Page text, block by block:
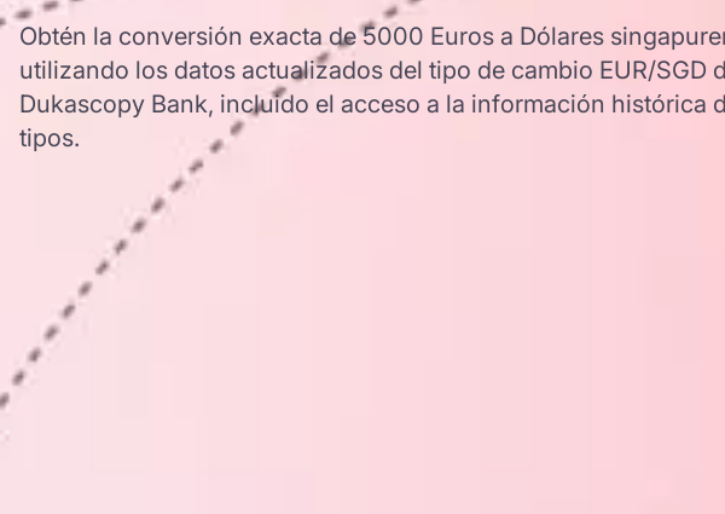
Obtén la conversión exacta de 5000 Euros a Dólares
utilizando los datos actualizados del tipo de cambio EUR/SGD
Dukascopy Bank, incluido el acceso a la información histórica
tipos.